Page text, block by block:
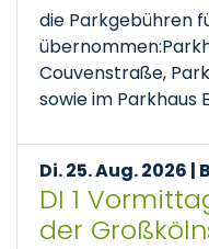
die Parkgebühren
Couvenstraße,
sowie im Parkhaus
Di. 25. Aug. 2026 |
DI 1
der